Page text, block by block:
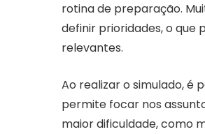
rotina de preparação.
definir prioridades, o que
relevantes.
Ao realizar o simulado, é
permite focar nos
maior dificuldade, como